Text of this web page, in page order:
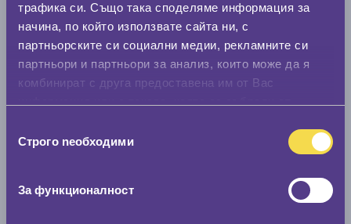
трафика си. Също така споделяме информация за
начина, по който използвате сайта ни, с
партньорските си социални медии, рекламните си
партньори и партньори за анализ, които може да я
комбинират с друга предоставена им от Вас
наСтрого nеобходими
За функционалност
Стар размер
0 мм.
Скоростомер при 100